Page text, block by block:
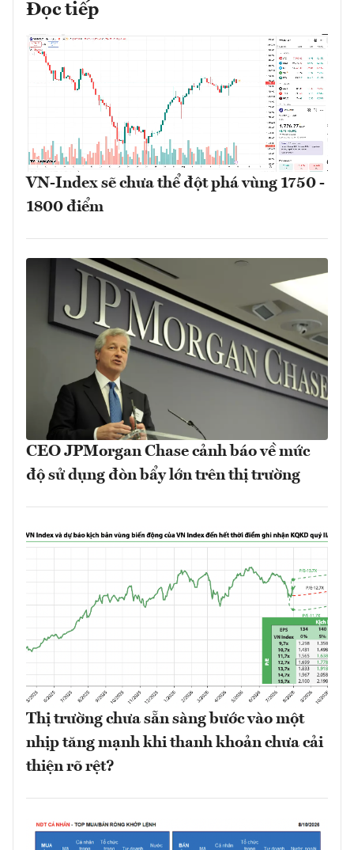
Đọc tiếp
VN-Index sẽ chưa thể đột phá vùng 1750 -
1800 điểm
CEO JPMorgan Chase cảnh báo về mức
độ sử dụng đòn bẩy lớn trên thị trường
Thị trường chưa sẵn sàng bước vào một
nhịp tăng mạnh khi thanh khoản chưa cải
thiện rõ rệt?